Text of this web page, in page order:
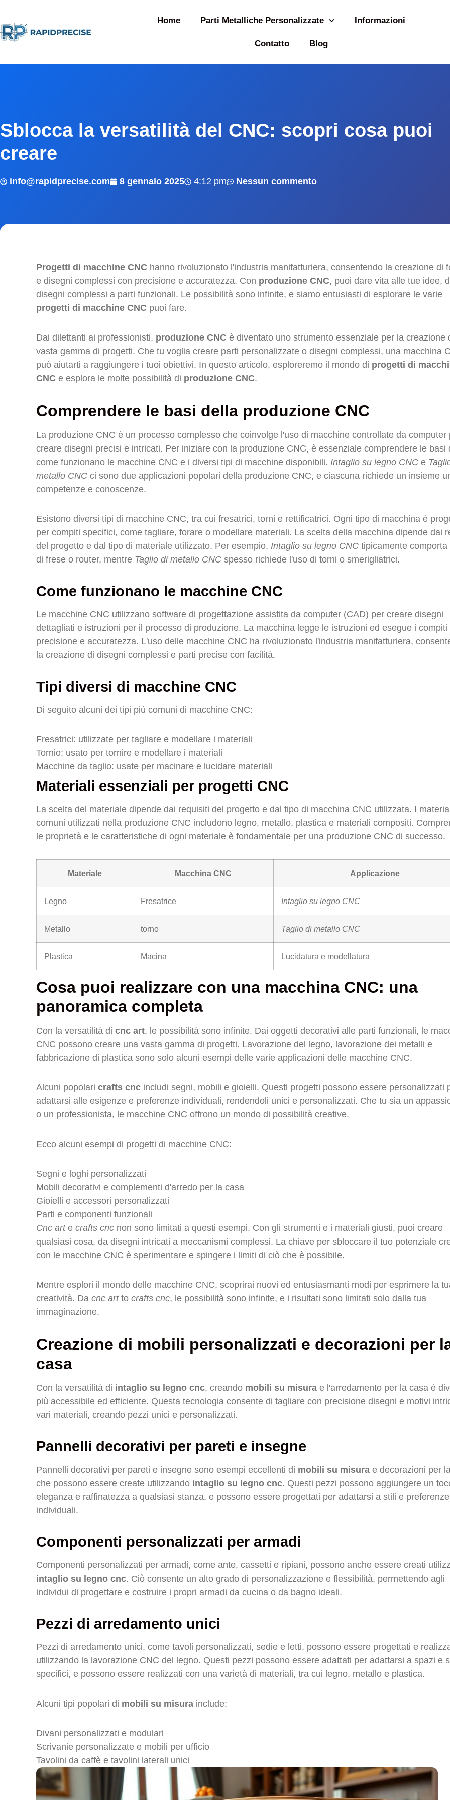
Home Parti Metalliche Personalizzate Informazioni
Contatto Blog
Sblocca la versatilità del CNC: scopri cosa puoi
creare
info@rapidprecise.com 8 gennaio 2025 4:12 pm Nessun commento
Progetti di macchine CNC hanno rivoluzionato l'industria manifatturiera, consentendo la creazione di
e disegni complessi con precisione e accuratezza. Con produzione CNC, puoi dare vita alle tue idee,
disegni complessi a parti funzionali. Le possibilità sono infinite, e siamo entusiasti di esplorare le varie
progetti di macchine CNC puoi fare.
Dai dilettanti ai professionisti, produzione CNC è diventato uno strumento essenziale per la creazione
vasta gamma di progetti. Che tu voglia creare parti personalizzate o disegni complessi, una macchina
può aiutarti a raggiungere i tuoi obiettivi. In questo articolo, esploreremo il mondo di progetti di
CNC e esplora le molte possibilità di produzione CNC.
Comprendere le basi della produzione CNC
La produzione CNC è un processo complesso che coinvolge l'uso di macchine controllate da computer
creare disegni precisi e intricati. Per iniziare con la produzione CNC, è essenziale comprendere le basi
come funzionano le macchine CNC e i diversi tipi di macchine disponibili. Intaglio su legno CNC e
metallo CNC ci sono due applicazioni popolari della produzione CNC, e ciascuna richiede un insieme
competenze e conoscenze.
Esistono diversi tipi di macchine CNC, tra cui fresatrici, torni e rettificatrici. Ogni tipo di macchina è
per compiti specifici, come tagliare, forare o modellare materiali. La scelta della macchina dipende dai
del progetto e dal tipo di materiale utilizzato. Per esempio, Intaglio su legno CNC tipicamente comporta
di frese o router, mentre Taglio di metallo CNC spesso richiede l'uso di torni o smerigliatrici.
Come funzionano le macchine CNC
Le macchine CNC utilizzano software di progettazione assistita da computer (CAD) per creare disegni
dettagliati e istruzioni per il processo di produzione. La macchina legge le istruzioni ed esegue i compiti
precisione e accuratezza. L'uso delle macchine CNC ha rivoluzionato l'industria manifatturiera,
la creazione di disegni complessi e parti precise con facilità.
Tipi diversi di macchine CNC
Di seguito alcuni dei tipi più comuni di macchine CNC:
Fresatrici: utilizzate per tagliare e modellare i materiali
Tornio: usato per tornire e modellare i materiali
Macchine da taglio: usate per macinare e lucidare materiali
Materiali essenziali per progetti CNC
La scelta del materiale dipende dai requisiti del progetto e dal tipo di macchina CNC utilizzata. I
comuni utilizzati nella produzione CNC includono legno, metallo, plastica e materiali compositi.
le proprietà e le caratteristiche di ogni materiale è fondamentale per una produzione CNC di successo.
Materiale Macchina CNC Applicazione
Legno Fresatrice Intaglio su legno CNC
Metallo torno Taglio di metallo CNC
Plastica Macina Lucidatura e modellatura
Cosa puoi realizzare con una macchina CNC: una
panoramica completa
Con la versatilità di cnc art, le possibilità sono infinite. Dai oggetti decorativi alle parti funzionali, le
CNC possono creare una vasta gamma di progetti. Lavorazione del legno, lavorazione dei metalli e
fabbricazione di plastica sono solo alcuni esempi delle varie applicazioni delle macchine CNC.
Alcuni popolari crafts cnc includi segni, mobili e gioielli. Questi progetti possono essere personalizzati
adattarsi alle esigenze e preferenze individuali, rendendoli unici e personalizzati. Che tu sia un
o un professionista, le macchine CNC offrono un mondo di possibilità creative.
Ecco alcuni esempi di progetti di macchine CNC:
Segni e loghi personalizzati
Mobili decorativi e complementi d'arredo per la casa
Gioielli e accessori personalizzati
Parti e componenti funzionali
Cnc arte crafts cnc non sono limitati a questi esempi. Con gli strumenti e i materiali giusti, puoi creare
qualsiasi cosa, da disegni intricati a meccanismi complessi. La chiave per sbloccare il tuo potenziale
con le macchine CNC è sperimentare e spingere i limiti di ciò che è possibile.
Mentre esplori il mondo delle macchine CNC, scoprirai nuovi ed entusiasmanti modi per esprimere la
creatività. Da cnc artto crafts cnc, le possibilità sono infinite, e i risultati sono limitati solo dalla tua
immaginazione.
Creazione di mobili personalizzati e decorazioni per
casa
Con la versatilità di intaglio su legno cnc, creando mobili su misura e l'arredamento per la casa è
più accessibile ed efficiente. Questa tecnologia consente di tagliare con precisione disegni e motivi
vari materiali, creando pezzi unici e personalizzati.
Pannelli decorativi per pareti e insegne
Pannelli decorativi per pareti e insegne sono esempi eccellenti di mobili su misura e decorazioni per
che possono essere create utilizzando intaglio su legno cnc. Questi pezzi possono aggiungere un
eleganza e raffinatezza a qualsiasi stanza, e possono essere progettati per adattarsi a stili e preferenze
individuali.
Componenti personalizzati per armadi
Componenti personalizzati per armadi, come ante, cassetti e ripiani, possono anche essere creati
intaglio su legno cnc. Ciò consente un alto grado di personalizzazione e flessibilità, permettendo agli
individui di progettare e costruire i propri armadi da cucina o da bagno ideali.
Pezzi di arredamento unici
Pezzi di arredamento unici, come tavoli personalizzati, sedie e letti, possono essere progettati e
utilizzando la lavorazione CNC del legno. Questi pezzi possono essere adattati per adattarsi a spazi e
specifici, e possono essere realizzati con una varietà di materiali, tra cui legno, metallo e plastica.
Alcuni tipi popolari di mobili su misura include:
Divani personalizzati e modulari
Scrivanie personalizzate e mobili per ufficio
Tavolini da caffè e tavolini laterali unici